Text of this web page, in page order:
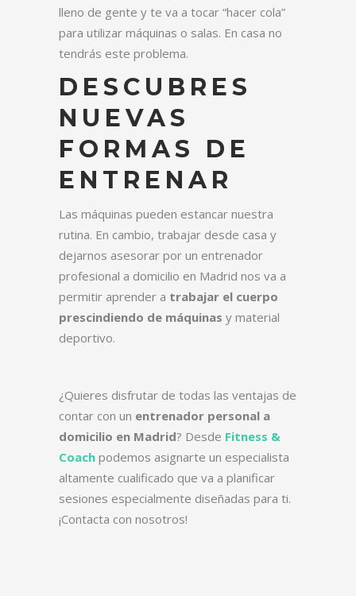
lleno de gente y te va a tocar “hacer cola”
para utilizar máquinas o salas. En casa no
tendrás este problema.
DESCUBRES
NUEVAS
FORMAS DE
ENTRENAR
Las máquinas pueden estancar nuestra
rutina. En cambio, trabajar desde casa y
dejarnos asesorar por un entrenador
profesional a domicilio en Madrid nos va a
permitir aprender a trabajar el cuerpo
prescindiendo de máquinas y material
deportivo.
¿Quieres disfrutar de todas las ventajas de
contar con un entrenador personal a
domicilio en Madrid? Desde Fitness &
Coach podemos asignarte un especialista
altamente cualificado que va a planificar
sesiones especialmente diseñadas para ti.
¡Contacta con nosotros!